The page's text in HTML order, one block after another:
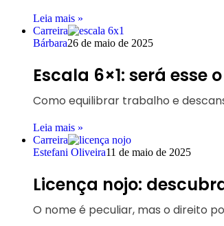
Leia mais »
Carreira
Bárbara26 de maio de 2025
Escala 6×1: será
Como equilibrar trabalho e
Leia mais »
Carreira
Estefani Oliveira11 de maio de 2025
Licença nojo:
O nome é peculiar, mas o direito